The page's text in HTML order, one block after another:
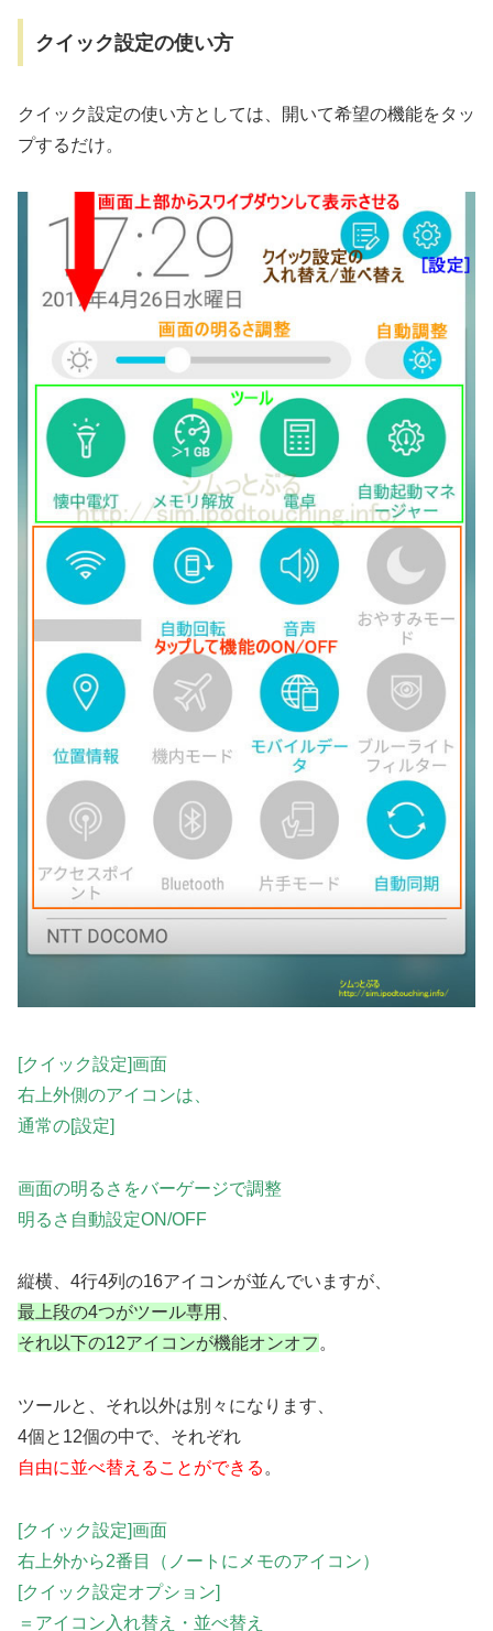
クイック設定の使い方
クイック設定の使い方としては、開いて希望の機能をタッ
プするだけ。
[クイック設定]画面
右上外側のアイコンは、
通常の[設定]
画面の明るさをバーゲージで調整
明るさ自動設定ON/OFF
縦横、4行4列の16アイコンが並んでいますが、
最上段の4つがツール専用
それ以下の12アイコンが機能オンオフ 。
ツールと、それ以外は別々になります、
4個と12個の中で、それぞれ
自由に並べ替えることができる 。
[クイック設定]画面
右上外から2番目（ノートにメモのアイコン）
[クイック設定オプション]
＝アイコン入れ替え・並べ替え